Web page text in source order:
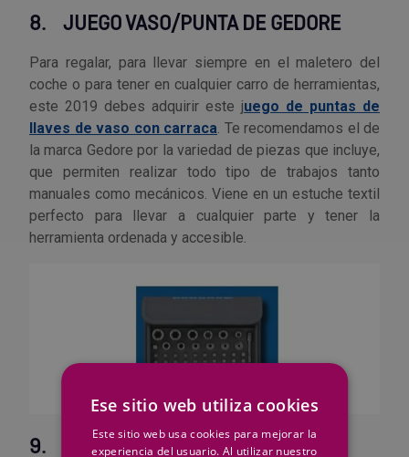
8. JUEGO VASO/PUNTA DE GEDORE
Para regalar, para llevar siempre en el maletero del
coche o para tener en cualquier carro de herramientas,
este 2019 debes adquirir este juego de puntas de
llaves de vaso con carraca . Te recomendamos el de
la marca Gedore por la variedad de piezas que incluye,
que permiten realizar todo tipo de trabajos tanto
manuales como mecánicos. Viene en un estuche textil
perfecto para llevar a cualquier parte y tener la
herramienta ordenada y accesible.
9. CINTA REPARADORA CEYS
Ese sitio web utiliza cookies
Este sitio web usa cookies para mejorar la
experiencia del usuario. Al utilizar nuestro